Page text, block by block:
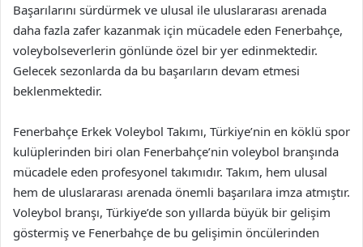
Başarılarını sürdürmek ve ulusal ile uluslararası arenada
daha fazla zafer kazanmak için mücadele eden Fenerbahçe,
voleybolseverlerin gönlünde özel bir yer edinmektedir.
Gelecek sezonlarda da bu başarıların devam etmesi
beklenmektedir.
Fenerbahçe Erkek Voleybol Takımı, Türkiye’nin en köklü spor
kulüplerinden biri olan Fenerbahçe’nin voleybol branşında
mücadele eden profesyonel takımıdır. Takım, hem ulusal
hem de uluslararası arenada önemli başarılara imza atmıştır.
Voleybol branşı, Türkiye’de son yıllarda büyük bir gelişim
göstermiş ve Fenerbahçe de bu gelişimin öncülerinden